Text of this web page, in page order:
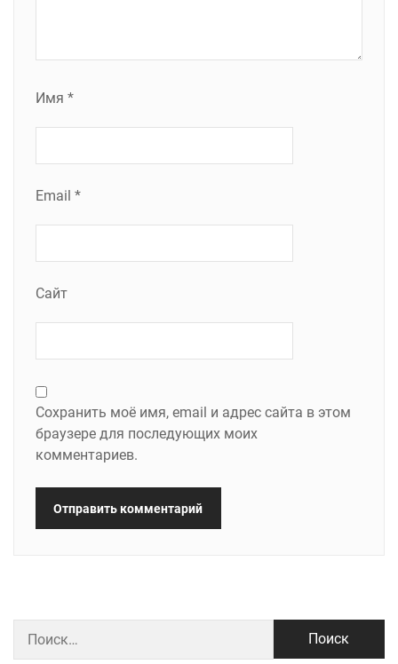
Имя *
Email *
Сайт
Сохранить моё имя, email и адрес сайта в этом
браузере для последующих моих
комментариев.